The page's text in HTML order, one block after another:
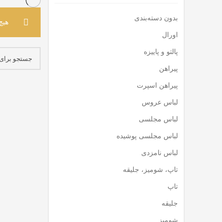
بدون دسته‌بندی
اورال
پالتو و پاییزه
پیراهن
پیراهن اسپرت
لباس عروس
لباس مجلسی
لباس مجلسی پوشیده
لباس نامزدی
تاپ، شومیز، جلیقه
تاپ
جلیقه
شومیز